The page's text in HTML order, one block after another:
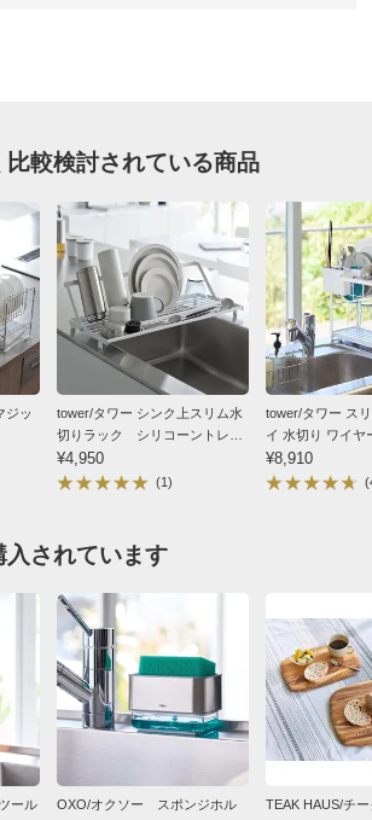
ム/ポリプロピレン/ポリアセター
イ…ポリプロピレン/熱可塑性エラスト
ー…ポリプロピレン
、トレイ・ツールホルダー…120℃
白不可（トレイ・ツールホルダーのみ
ディノスのサイズ
水垢が残ります。
シュな見た目が台無しです。
は毎回布巾で拭けば良いのですが、面
できていません。
なので、気分良く済ませたくて何回か
替えていますが、なかなか満足がいく
は難しいですね。
時は便利だと思います。
すべての口コミを見る
比較検討されている商品
ジッ
tower/タワー シンク上スリム水
切りラック シリコーントレー
付き
¥4,950
(1)
tower/タワー ス
イ 水切り ワイヤ
段
¥8,910
入されています
ール
OXO/オクソー スポンジホル
TEAK HAUS/チ